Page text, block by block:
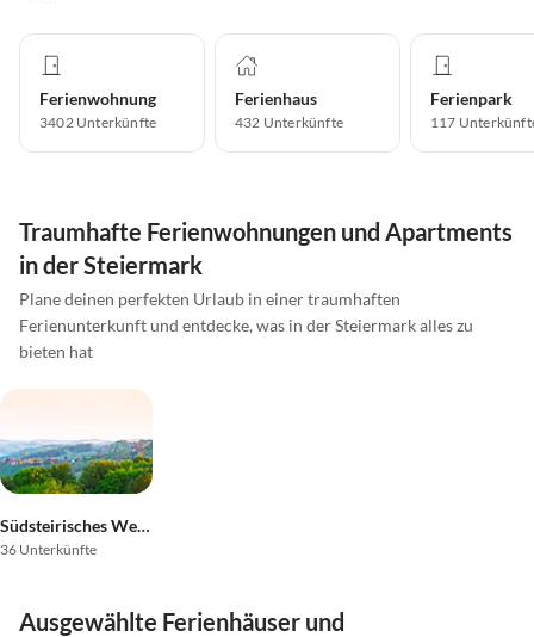
Ferienwohnung
3402 Unterkünfte
Ferienhaus
432 Unterkünfte
Ferienpark
117
Traumhafte Ferienwohnungen und Apartments
in der Steiermark
Plane deinen perfekten Urlaub in einer traumhaften
Ferienunterkunft und entdecke, was in der Steiermark alles zu
bieten hat
Südsteirisches Weinland
36 Unterkünfte
Ausgewählte Ferienhäuser und